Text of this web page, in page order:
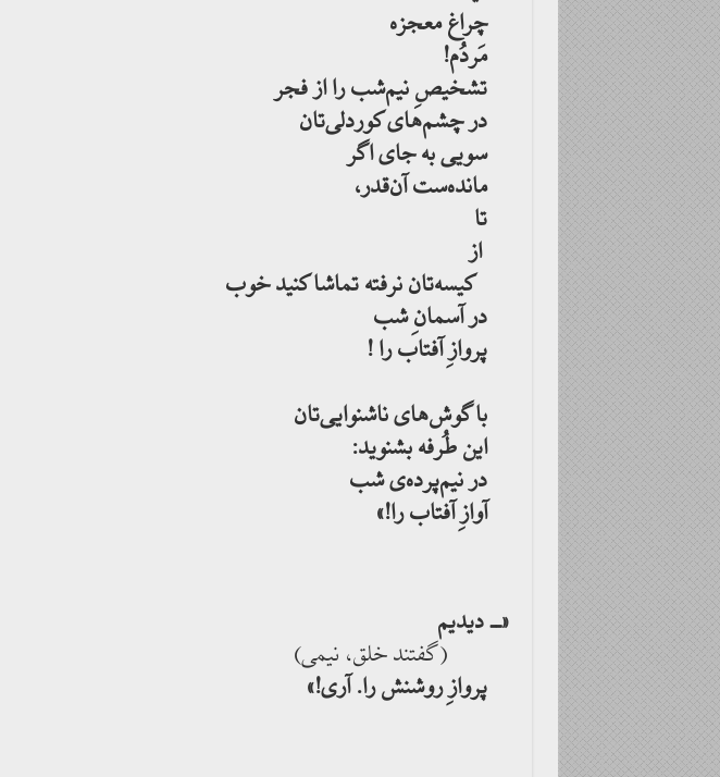
چراغ معجزه
مَردُم!
تشخیصِ نیم‌شب را از فجر
در چشم‌های کوردلی‌تان
سویی به جای اگر
مانده‌ست آن‌قدر،
تا
از
کیسه‌تان نرفته تماشا کنید خوب
در آسمانِ شب
پروازِ آفتاب را !
با گوش‌های ناشنوایی‌تان
این طُرفه بشنوید:
در نیم‌پرده‌ی شب
آوازِ آفتاب را!»
«ــ دیدیم
(گفتند خلق، نیمی)
پروازِ روشنش را. آری!»